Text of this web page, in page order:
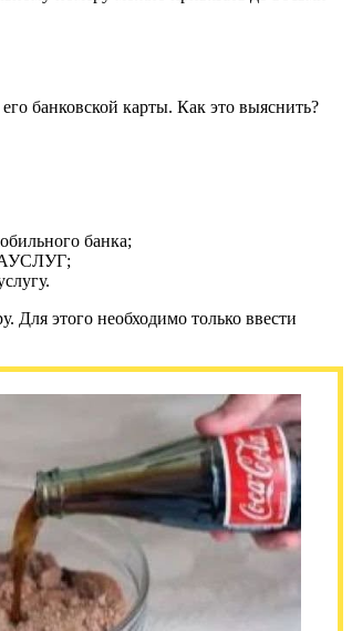
банковской карты. Как это выяснить?
банка;
Для этого необходимо только ввести